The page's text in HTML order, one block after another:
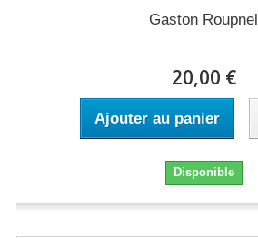
Gaston Roupnel
20,00 €
Ajouter au panier
Disponible